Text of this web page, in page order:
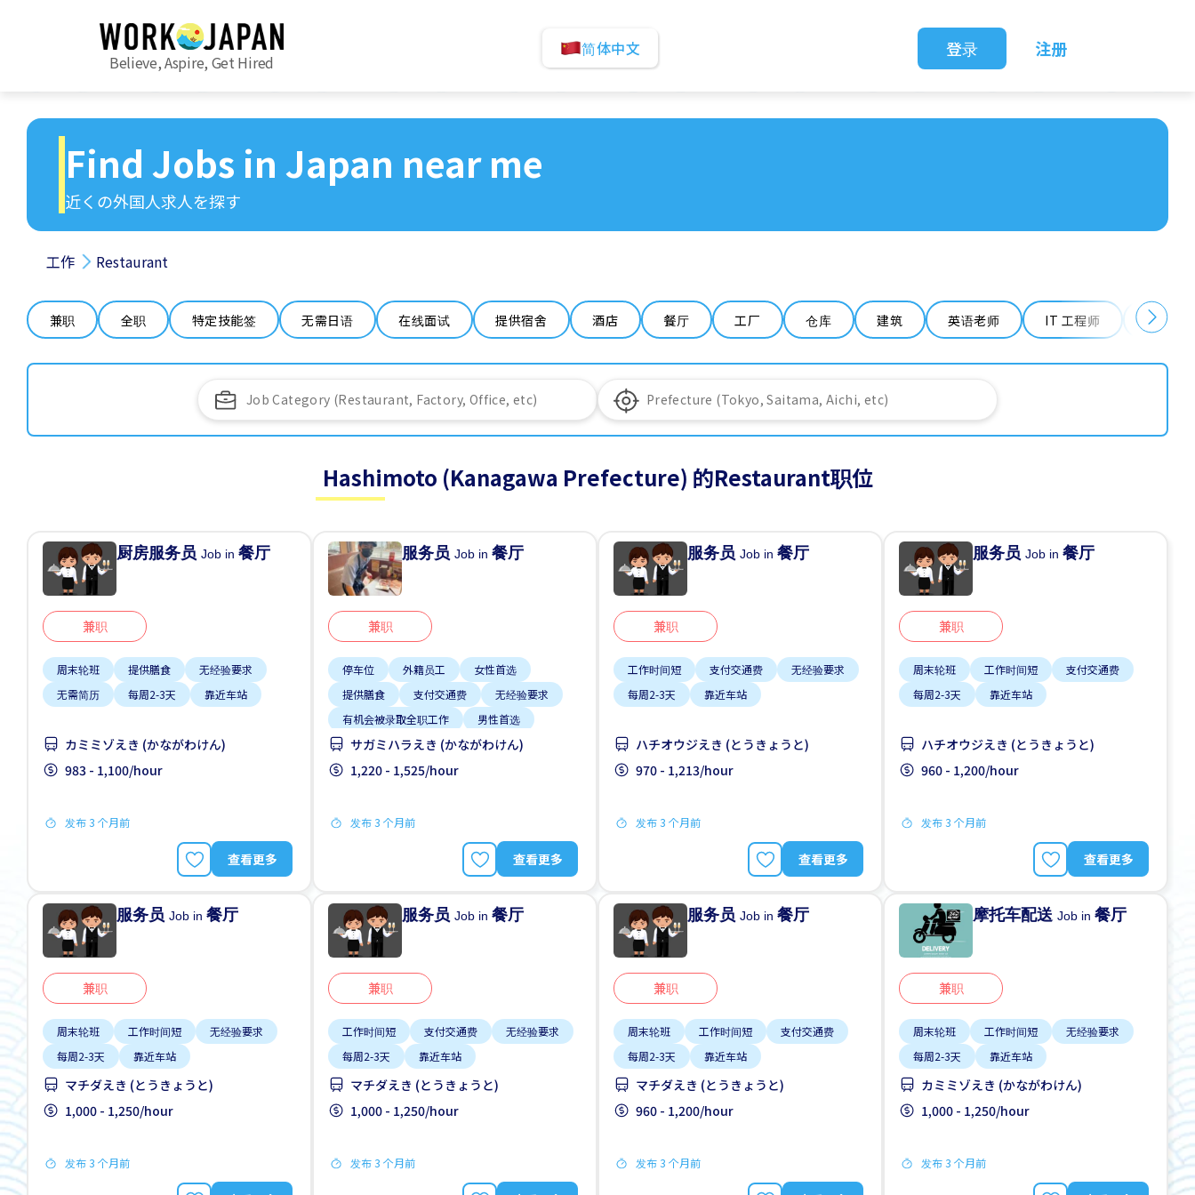
Believe, Aspire, Get Hired
简体中文 登录 注册
Find Jobs in Japan near me
近くの外国人求人を探す
工作 Restaurant
兼职 全职 特定技能签 无需日语 在线面试 提供宿舍 酒店 餐厅 工厂 仓库 建筑 英语老师 IT 工程师 清洁
Hashimoto (Kanagawa Prefecture) 的Restaurant职位
厨房服务员Job in餐厅
兼职
周末轮班 提供膳食
无经验要求
无需简历
每周2-3天 靠近车站
カミミゾえき (かながわけん)
983 - 1,100/hour
发布 3 个月前
查看更多
服务员Job in餐厅
兼职
停车位 外籍员工
女性首选
提供膳食
支付交通费
无经验要求
有机会被录取全职工作
男性首选
自行车停放处
サガミハラえき (かながわけん)
1,220 - 1,525/hour
发布 3 个月前
查看更多
服务员Job in餐厅
兼职
工作时间短 支付交通费
无经验要求
每周2-3天
靠近车站
ハチオウジえき (とうきょうと)
970 - 1,213/hour
发布 3 个月前
查看更多
服务员Job in餐厅
兼职
周末轮班 工作时间短
支付交通费
每周2-3天
靠近车站
ハチオウジえき (とうきょうと)
960 - 1,200/hour
发布 3 个月前
查看更多
服务员Job in餐厅
兼职
周末轮班 工作时间短
无经验要求
每周2-3天
靠近车站
マチダえき (とうきょうと)
1,000 - 1,250/hour
发布 3 个月前
服务员Job in餐厅
兼职
工作时间短 支付交通费
无经验要求
每周2-3天
靠近车站
マチダえき (とうきょうと)
1,000 - 1,250/hour
发布 3 个月前
服务员Job in餐厅
兼职
周末轮班 工作时间短
支付交通费
每周2-3天
靠近车站
マチダえき (とうきょうと)
960 - 1,200/hour
发布 3 个月前
摩托车配送Job in餐厅
兼职
周末轮班 工作时间短
无经验要求
每周2-3天
靠近车站
カミミゾえき (かながわけん)
1,000 - 1,250/hour
发布 3 个月前